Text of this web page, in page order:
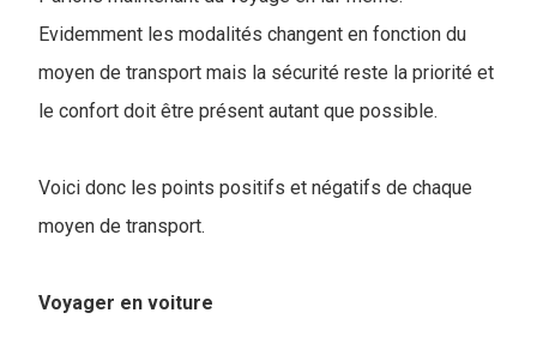
Evidemment les modalités changent en fonction du
moyen de transport mais la sécurité reste la priorité et
le confort doit être présent autant que possible.
Voici donc les points positifs et négatifs de chaque
moyen de transport.
Voyager en voiture